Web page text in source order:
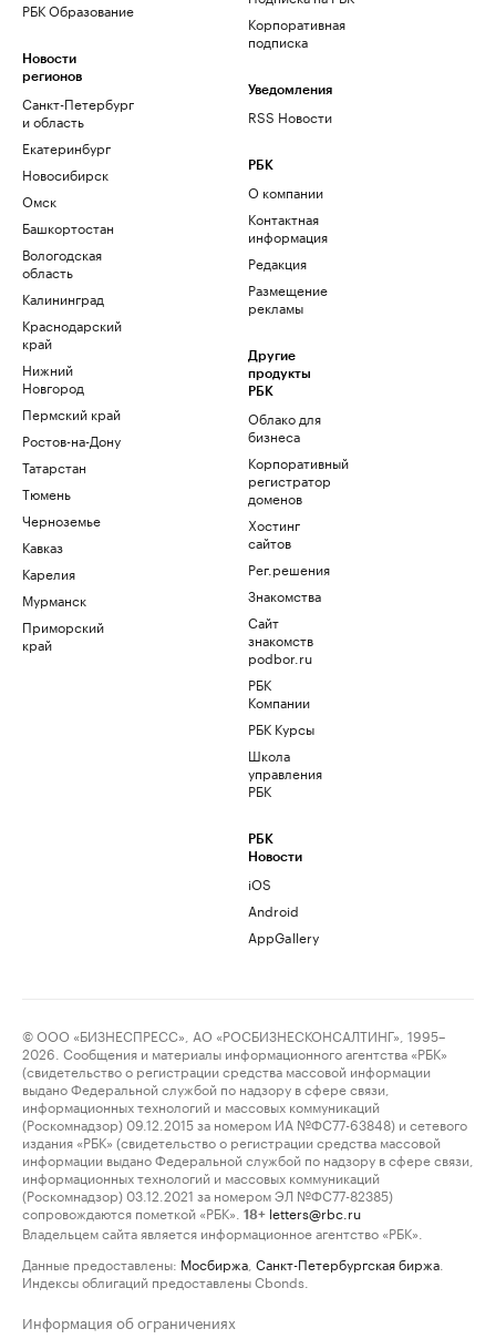
РБК Образование
Новости
регионов
Санкт-Петербург
и область
Екатеринбург
Новосибирск
Омск
Башкортостан
Вологодская
область
Калининград
Краснодарский
край
Нижний
Новгород
Пермский край
Ростов-на-Дону
Татарстан
Тюмень
Черноземье
Кавказ
Карелия
Мурманск
Приморский
край
Корпоративная
подписка
Уведомления
RSS Новости
РБК
О компании
Контактная
информация
Редакция
Размещение
рекламы
Другие
продукты
РБК
Облако для
бизнеса
Корпоративный
регистратор
доменов
Хостинг
сайтов
Рег.решения
Знакомства
Сайт
знакомств
podbor.ru
РБК
Компании
РБК Курсы
Школа
управления
РБК
РБК
Новости
iOS
Android
AppGallery
© ООО «БИЗНЕСПРЕСС», АО «РОСБИЗНЕСКОНСАЛТИНГ», 1995–
2026. Сообщения и материалы информационного агентства «РБК»
(свидетельство о регистрации средства массовой информации
выдано Федеральной службой по надзору в сфере связи,
информационных технологий и массовых коммуникаций
(Роскомнадзор) 09.12.2015 за номером ИА №ФС77-63848) и сетевого
издания «РБК» (свидетельство о регистрации средства массовой
информации выдано Федеральной службой по надзору в сфере связи,
информационных технологий и массовых коммуникаций
(Роскомнадзор) 03.12.2021 за номером ЭЛ №ФС77-82385)
сопровождаются пометкой «РБК».
18+ letters@rbc.ru
Владельцем сайта является информационное агентство «РБК».
Данные предоставлены: Мосбиржа Санкт-Петербургская биржа
Индексы облигаций предоставлены Cbonds.
Информация об ограничениях